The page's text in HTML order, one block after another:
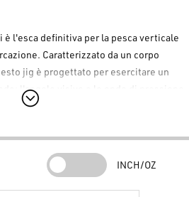
è l'esca definitiva per la pesca verticale
Caratterizzato da un corpo
jig è progettato per esercitare un
l'angolo visivo e le onde di pressione
testurizzato
che imita la sensazione
l'esca estremamente realistica
INCH/OZ